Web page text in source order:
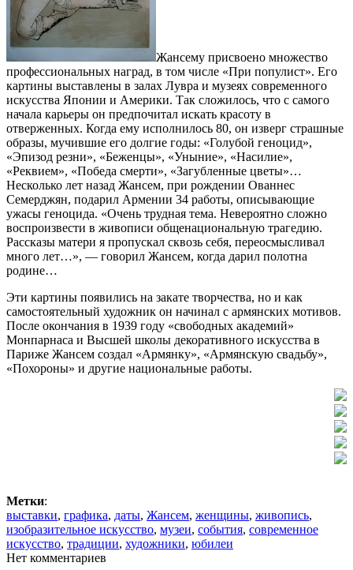
Жансему присвоено множество
профессиональных наград, в том числе «При популист». Его
картины выставлены в залах Лувра и музеях современного
искусства Японии и Америки. Так сложилось, что с самого
начала карьеры он предпочитал искать красоту в
отверженных. Когда ему исполнилось 80, он изверг страшные
образы, мучившие его долгие годы: «Голубой геноцид»,
«Эпизод резни», «Беженцы», «Уныние», «Насилие»,
«Реквием», «Победа смерти», «Загубленные цветы»…
Несколько лет назад Жансем, при рождении Ованнес
Семерджян, подарил Армении 34 работы, описывающие
ужасы геноцида. «Очень трудная тема. Невероятно сложно
воспроизвести в живописи общенациональную трагедию.
Рассказы матери я пропускал сквозь себя, переосмысливал
много лет…», — говорил Жансем, когда дарил полотна
родине…
Эти картины появились на закате творчества, но и как
самостоятельный художник он начинал с армянских мотивов.
После окончания в 1939 году «свободных академий»
Монпарнаса и Высшей школы декоративного искусства в
Париже Жансем создал «Армянку», «Армянскую свадьбу»,
«Похороны» и другие национальные работы.
Метки:
выставки, графика, даты, Жансем, женщины, живопись,
изобразительное искусство, музеи, события, современное
искусство, традиции, художники, юбилеи
Нет комментариев